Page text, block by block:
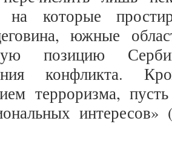
на которые
южные
позицию
терроризма,
интересов»